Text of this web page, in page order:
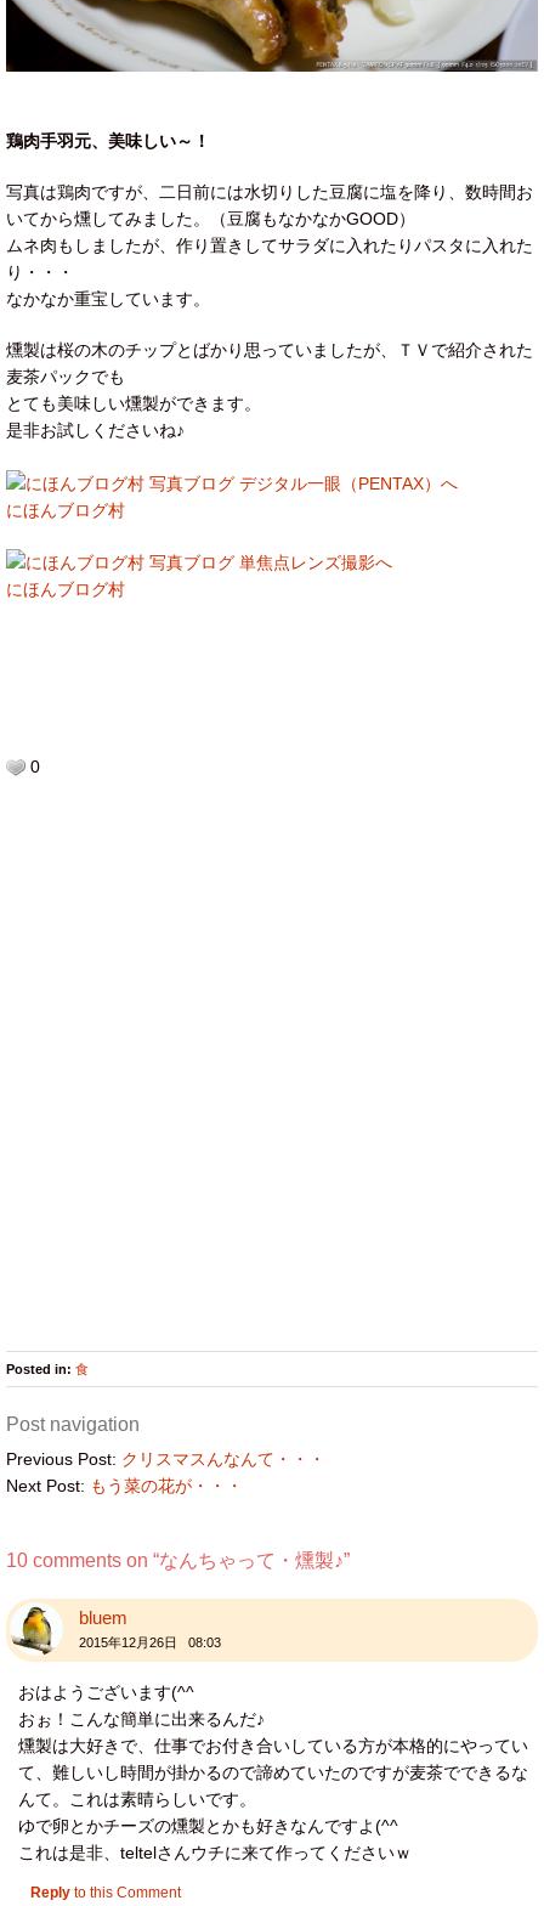
鶏肉手羽元、美味しい～！
写真は鶏肉ですが、二日前には水切りした豆腐に塩を降り、数時間お
いてから燻してみました。（豆腐もなかなかGOOD）
ムネ肉もしましたが、作り置きしてサラダに入れたりパスタに入れた
り・・・
なかなか重宝しています。
燻製は桜の木のチップとばかり思っていましたが、ＴＶで紹介された
麦茶パックでも
とても美味しい燻製ができます。
是非お試しくださいね♪
にほんブログ村
にほんブログ村
0
Posted in: 食
Post navigation
Previous Post: クリスマスんなんて・・・
Next Post: もう菜の花が・・・
10 comments on “なんちゃって・燻製♪”
bluem
2015年12月26日 08:03
おはようございます(^^
おぉ！こんな簡単に出来るんだ♪
燻製は大好きで、仕事でお付き合いしている方が本格的にやってい
て、難しいし時間が掛かるので諦めていたのですが麦茶でできるな
んて。これは素晴らしいです。
ゆで卵とかチーズの燻製とかも好きなんですよ(^^
これは是非、teltelさんウチに来て作ってくださいｗ
Reply to this Comment